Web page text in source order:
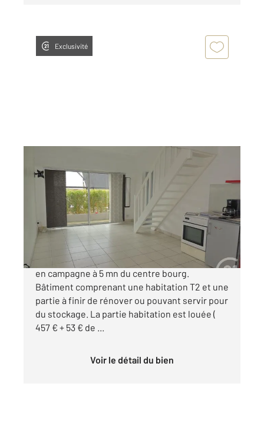
Exclusivité
37 m2, 2 pièces
Ref : 23853
Maison à vendre
161 500 €
Pour investisseur, SAINT NICOLAS DE REDON
en campagne à 5 mn du centre bourg.
Bâtiment comprenant une habitation T2 et une
partie à finir de rénover ou pouvant servir pour
du stockage. La partie habitation est louée (
457 € + 53 € de ...
Voir le détail du bien